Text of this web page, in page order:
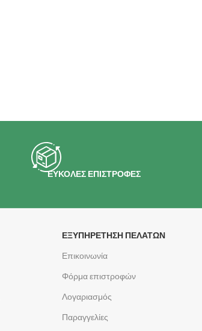
ΕΥΚΟΛΕΣ ΕΠΙΣΤΡΟΦΕΣ
ΕΞΥΠΗΡΕΤΗΣΗ ΠΕΛΑΤΩΝ
Επικοινωνία
Φόρμα επιστροφών
Λογαριασμός
Παραγγελίες